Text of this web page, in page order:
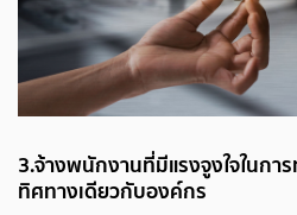
3.จ้างพนักงานที่มีแรงจูงใจในกา
ทิศทางเดียวกับองค์กร